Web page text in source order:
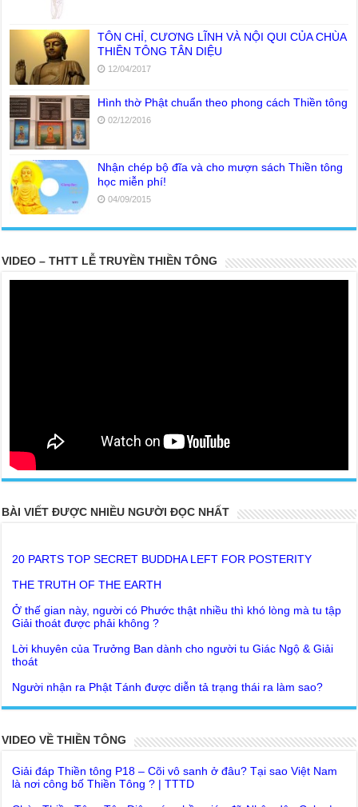
TÔN CHỈ, CƯƠNG LĨNH VÀ NỘI QUI CỦA CHÙA
THIỀN TÔNG TÂN DIỆU
12/04/2017
Hình thờ Phật chuẩn theo phong cách Thiền tông
02/12/2016
Nhận chép bộ đĩa và cho mượn sách Thiền tông
học miễn phí!
04/09/2015
VIDEO – THTT LỄ TRUYỀN THIỀN TÔNG
BÀI VIẾT ĐƯỢC NHIỀU NGƯỜI ĐỌC NHẤT
Giải thoát được phải không ?
Lời khuyên của Trưởng Ban dành cho người tu Giác Ngộ & Giải
thoát
Đức Phật dạy về cách tạo Công Đức và Phước Đức
Bất lập văn tự, Giáo ngoại biệt truyền
Như Lai Thanh Tịnh Thiền, Thiền Tông và Tổ Sư thiền là sao?
VIDEO VỀ THIỀN TÔNG
Giải đáp Thiền tông P19 - Ma Vương là ai? Cha để đức cho con?
Nguyễn Nhân nói gì?
là nơi công bố Thiền Tông ? | TTTD
Chùa Thiền Tông Tân Diệu góp phần giúp đỡ Nhân dân Cuba |